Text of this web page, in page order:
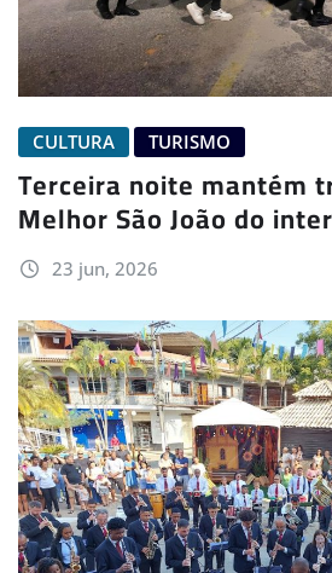
CULTURA TURISMO
Terceira noite mantém
Melhor São João do
23 jun, 2026